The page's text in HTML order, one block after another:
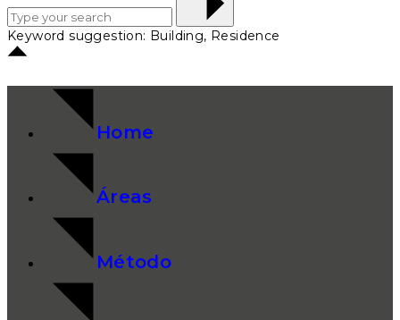
Keyword suggestion: Building, Residence
Home
Áreas
Método